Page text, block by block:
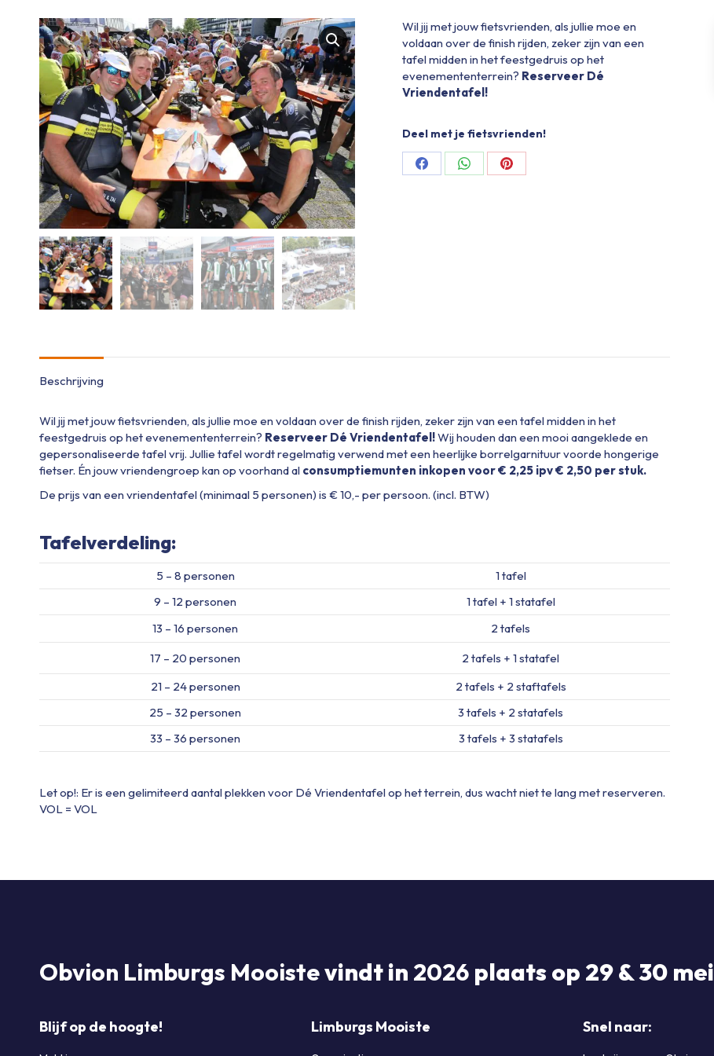
Wil jij met jouw fietsvrienden, als jullie moe en
voldaan over de finish rijden, zeker zijn van een
tafel midden in het feestgedruis op het
evenemententerrein? Reserveer Dé
Vriendentafel!
Deel met je fietsvrienden!
Share
Share
Share
Beschrijving
Wil jij met jouw fietsvrienden, als jullie moe en voldaan over de finish rijden, zeker zijn van een tafel midden in het
feestgedruis op het evenemententerrein? Reserveer Dé Vriendentafel!Wij houden dan een mooi aangeklede en
gepersonaliseerde tafel vrij. Jullie tafel wordt regelmatig verwend met een heerlijke borrelgarnituur voorde hongerige
fietser. Én jouw vriendengroep kan op voorhand al consumptiemunten inkopen voor € 2,25 ipv € 2,50 per stuk.
De prijs van een vriendentafel (minimaal 5 personen) is € 10,- per persoon. (incl. BTW)
Tafelverdeling:
5 – 8 personen
1 tafel
9 – 12 personen
1 tafel + 1 statafel
13 – 16 personen
2 tafels
17 – 20 personen
2 tafels + 1 statafel
21 – 24 personen
2 tafels + 2 staftafels
25 – 32 personen
3 tafels + 2 statafels
33 – 36 personen
3 tafels + 3 statafels
Let op!: Er is een gelimiteerd aantal plekken voor Dé Vriendentafel op het terrein, dus wacht niet te lang met reserveren.
VOL = VOL
Obvion Limburgs Mooistevindt in 2026 plaats op 29 & 30 mei
Blijf op de hoogte! Limburgs Mooiste Snel naar: